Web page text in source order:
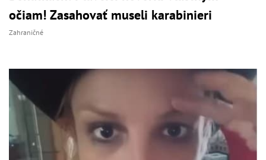
očiam! Zasahovať museli karabinieri
Zahraničné